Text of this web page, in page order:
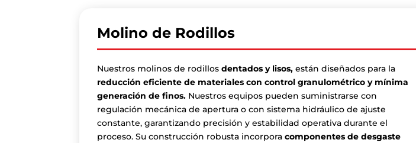
Molino de Rodillos
Nuestros molinos de rodillosdentados y lisos, están diseñados para la
reducción eficiente de materiales con control granulométrico y mínima
generación de finos. Nuestros equipos pueden suministrarse con
regulación mecánica de apertura o con sistema hidráulico de ajuste
constante, garantizando precisión y estabilidad operativa durante el
proceso. Su construcción robusta incorporacomponentes de desgaste